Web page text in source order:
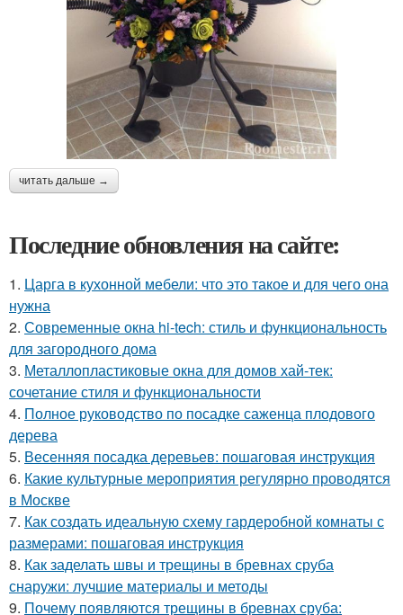
читать дальше →
Последние обновления на сайте:
1. Царга в кухонной мебели: что это такое и для чего она
нужна
2. Современные окна hi-tech: стиль и функциональность
для загородного дома
3. Металлопластиковые окна для домов хай-тек:
сочетание стиля и функциональности
4. Полное руководство по посадке саженца плодового
дерева
5. Весенняя посадка деревьев: пошаговая инструкция
6. Какие культурные мероприятия регулярно проводятся
в Москве
7. Как создать идеальную схему гардеробной комнаты с
размерами: пошаговая инструкция
8. Как заделать швы и трещины в бревнах сруба
снаружи: лучшие материалы и методы
9. Почему появляются трещины в бревнах сруба: